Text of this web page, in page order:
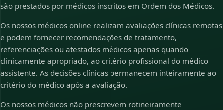
são prestados por médicos inscritos em Ordem dos Médicos.
Os nossos médicos online realizam avaliações clínicas remotas
e podem fornecer recomendações de tratamento,
referenciações ou atestados médicos apenas quando
clinicamente apropriado, ao critério profissional do médico
assistente. As decisões clínicas permanecem inteiramente ao
critério do médico após a avaliação.
Os nossos médicos não prescrevem rotineiramente